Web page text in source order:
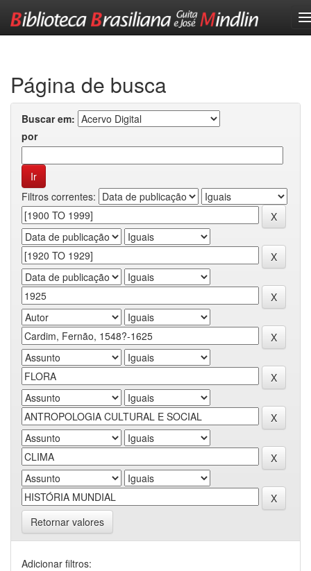
Página de busca
Buscar em:
por
Filtros correntes:
Retornar valores
Adicionar filtros: